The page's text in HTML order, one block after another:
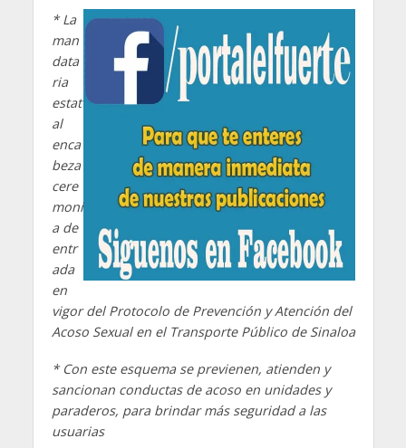
* La
man
data
ria
estat
al
enca
beza
cere
moni
a de
entr
ada
en
vigor del Protocolo de Prevención y Atención del
Acoso Sexual en el Transporte Público de Sinaloa
* Con este esquema se previenen, atienden y
sancionan conductas de acoso en unidades y
paraderos, para brindar más seguridad a las
usuarias